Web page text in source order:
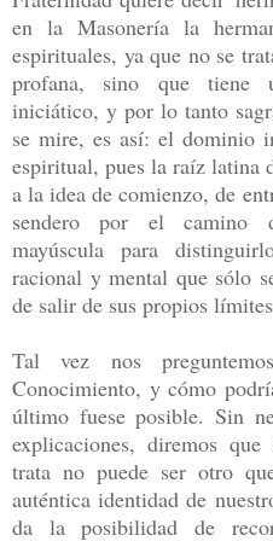
en la Masonería la
espirituales, ya que no se
profana, sino que tiene
iniciático, y por lo tanto
se mire, es así: el dominio
espiritual, pues la raíz latina
a la idea de comienzo, de
sendero por el camino
mayúscula para
racional y mental que sólo
de salir de sus propios
Tal vez nos
Conocimiento, y cómo
último fuese posible. Sin
explicaciones, diremos
trata no puede ser otro
auténtica identidad de
da la posibilidad de